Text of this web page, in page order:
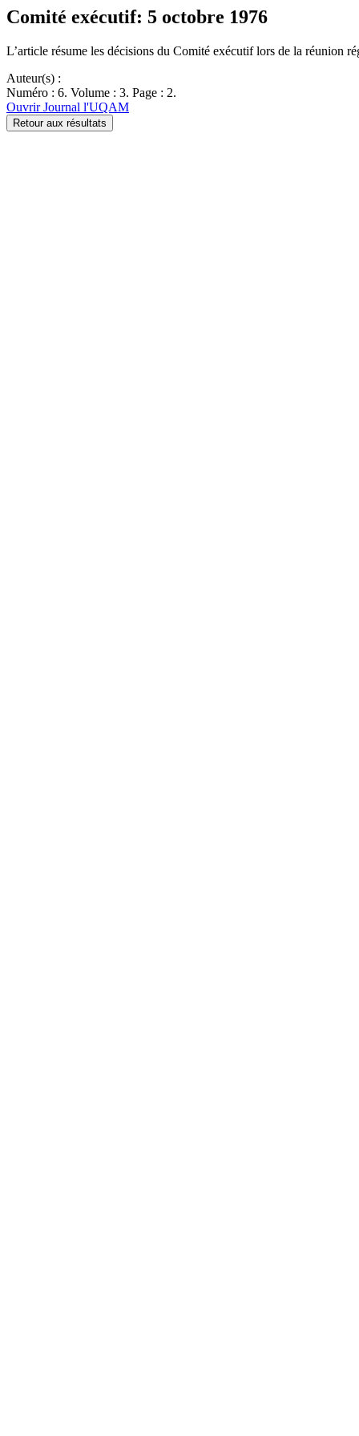
Comité exécutif: 5 octobre 1976
L’article résume les décisions du Comité exécutif lors de la réunion
Auteur(s) :
Numéro : 6. Volume : 3. Page : 2.
Ouvrir Journal l'UQAM
Retour aux résultats